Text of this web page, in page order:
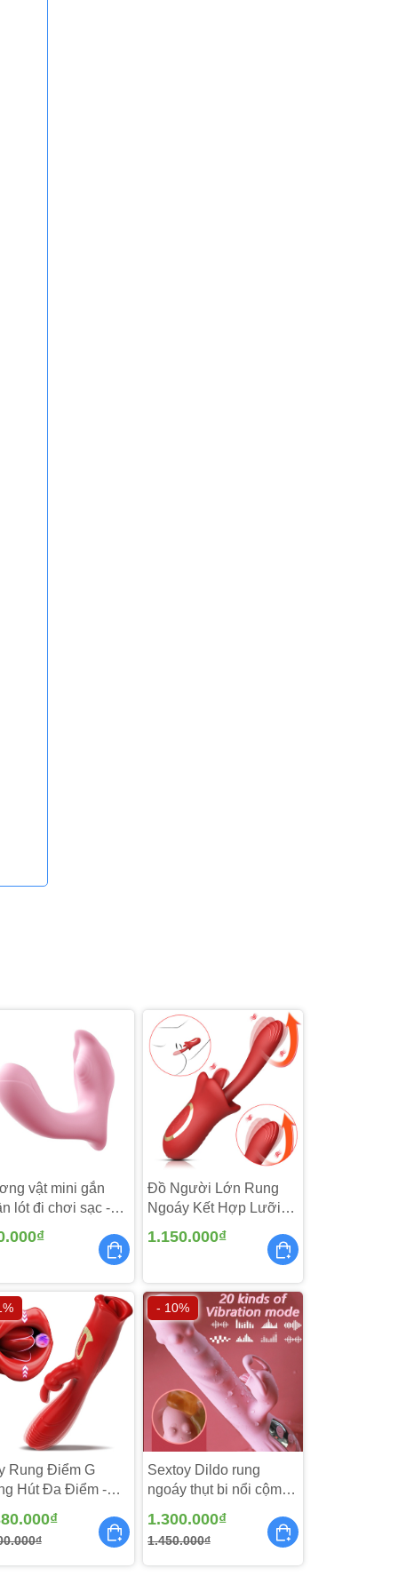
vật mini gắn
lót đi chơi sạc -
Đồ Người Lớn Rung
Ngoáy Kết Hợp Lưỡi
Liếm 3 in 1 - MX101
1.150.000₫
Rung Điểm G
Hút Đa Điểm -
- 10%
Sextoy Dildo rung
ngoáy thụt bi nổi cộm -
1.300.000₫
1.450.000₫